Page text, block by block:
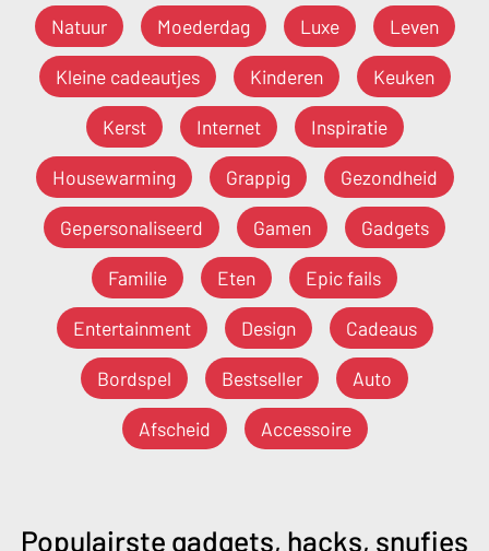
Natuur Moederdag Luxe Leven
Kleine cadeautjes Kinderen Keuken
Kerst Internet Inspiratie
Housewarming Grappig Gezondheid
Gepersonaliseerd Gamen Gadgets
Familie Eten Epic fails
Entertainment Design Cadeaus
Bordspel Bestseller Auto
Afscheid Accessoire
Populairste gadgets, hacks, snufjes